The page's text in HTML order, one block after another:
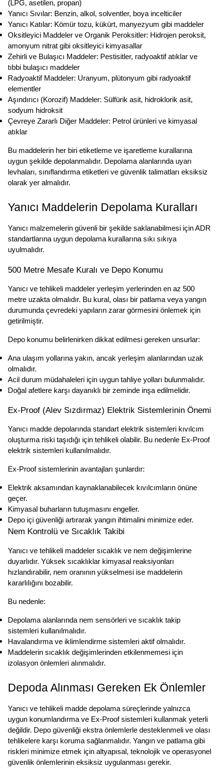
(LPG, asetilen, propan)
Yanıcı Sıvılar: Benzin, alkol, solventler, boya incelticiler
Yanıcı Katılar: Kömür tozu, kükürt, manyezyum gibi maddeler
Oksitleyici Maddeler ve Organik Peroksitler: Hidrojen peroksit,
amonyum nitrat gibi oksitleyici kimyasallar
Zehirli ve Bulaşıcı Maddeler: Pestisitler, radyoaktif atıklar ve
tıbbi bulaşıcı maddeler
Radyoaktif Maddeler: Uranyum, plütonyum gibi radyoaktif
elementler
Aşındırıcı (Korozif) Maddeler: Sülfürik asit, hidroklorik asit,
sodyum hidroksit
Çevreye Zararlı Diğer Maddeler: Petrol ürünleri ve kimyasal
atıklar
Bu maddelerin her biri etiketleme ve işaretleme kurallarına
uygun şekilde depolanmalıdır. Depolama alanlarında uyarı
levhaları, sınıflandırma etiketleri ve güvenlik talimatları eksiksiz
olarak yer almalıdır.
Yanıcı Maddelerin Depolama Kuralları
Yanıcı malzemelerin güvenli bir şekilde saklanabilmesi için ADR
standartlarına uygun depolama kurallarına sıkı sıkıya
uyulmalıdır.
500 Metre Mesafe Kuralı ve Depo Konumu
Yanıcı ve tehlikeli maddeler yerleşim yerlerinden en az 500
metre uzakta olmalıdır. Bu kural, olası bir patlama veya yangın
durumunda çevredeki yapıların zarar görmesini önlemek için
getirilmiştir.
Depo konumu belirlenirken dikkat edilmesi gereken unsurlar:
Ana ulaşım yollarına yakın, ancak yerleşim alanlarından uzak
olmalıdır.
Acil durum müdahaleleri için uygun tahliye yolları bulunmalıdır.
Doğal afetlere karşı dayanıklı bir zeminde inşa edilmelidir.
Ex-Proof (Alev Sızdırmaz) Elektrik Sistemlerinin Önemi
Yanıcı madde depolarında standart elektrik sistemleri kıvılcım
oluşturma riski taşıdığı için tehlikeli olabilir. Bu nedenle Ex-Proof
elektrik sistemleri kullanılmalıdır.
Ex-Proof sistemlerinin avantajları şunlardır:
Elektrik aksamından kaynaklanabilecek kıvılcımların önüne
geçer.
Kimyasal buharların tutuşmasını engeller.
Depo içi güvenliği artırarak yangın ihtimalini minimize eder.
Nem Kontrolü ve Sıcaklık Takibi
Yanıcı ve tehlikeli maddeler sıcaklık ve nem değişimlerine
duyarlıdır. Yüksek sıcaklıklar kimyasal reaksiyonları
hızlandırabilir, nem oranının yükselmesi ise maddelerin
kararlılığını bozabilir.
Bu nedenle:
Depolama alanlarında nem sensörleri ve sıcaklık takip
sistemleri kullanılmalıdır.
Havalandırma ve iklimlendirme sistemleri aktif olmalıdır.
Maddelerin sıcaklık değişimlerinden etkilenmemesi için
izolasyon önlemleri alınmalıdır.
Depoda Alınması Gereken Ek Önlemler
Yanıcı ve tehlikeli madde depolama süreçlerinde yalnızca
uygun konumlandırma ve Ex-Proof sistemleri kullanmak yeterli
değildir. Depo güvenliği ekstra önlemlerle desteklenmeli ve olası
tehlikelere karşı koruma sağlanmalıdır. Yangın ve patlama gibi
riskleri minimize etmek için altyapısal, teknolojik ve operasyonel
güvenlik önlemlerinin eksiksiz uygulanması gerekir.